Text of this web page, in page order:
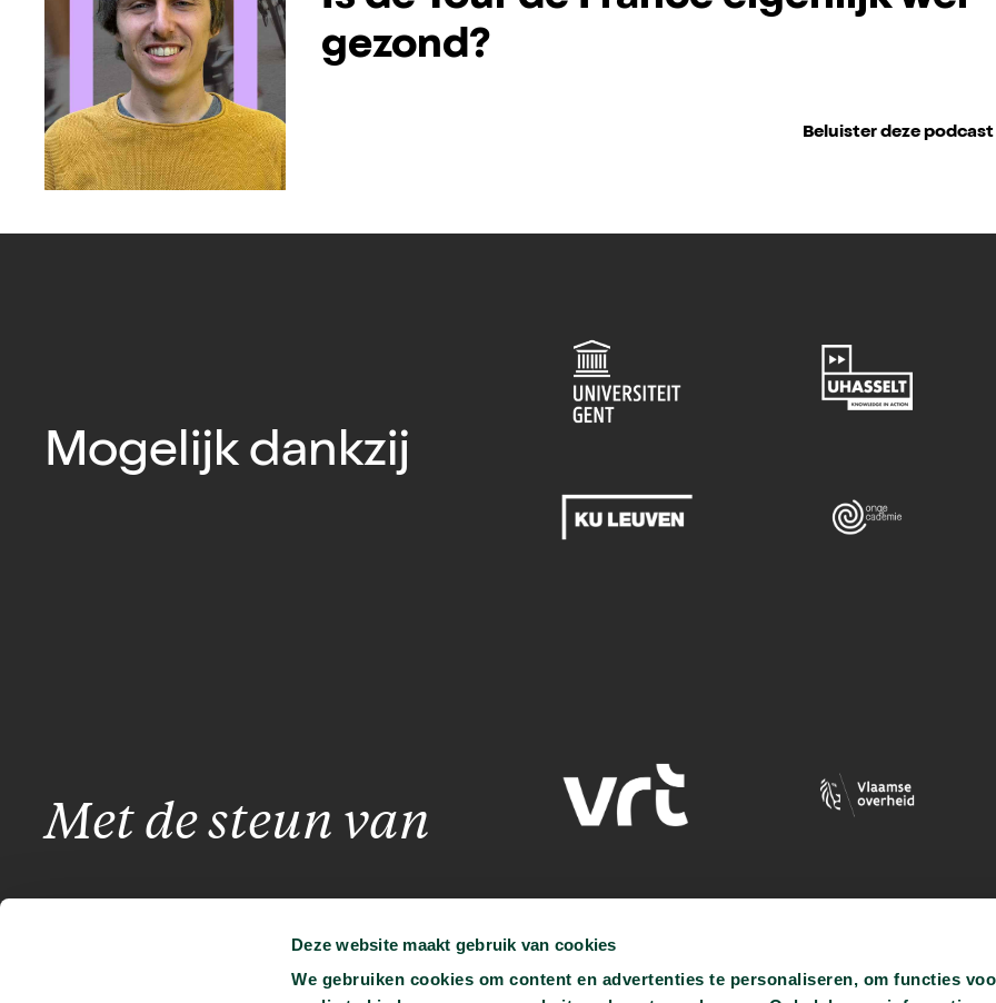
Deze website maakt gebruik van cookies
We gebruiken cookies om content en advertenties te personaliseren, om functies
gezond?
Beluister deze podcast
Mogelijk dankzij
Met de steun van